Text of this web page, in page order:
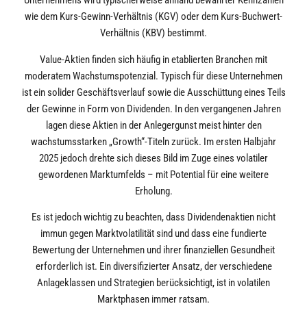
wie dem Kurs-Gewinn-Verhältnis (KGV) oder dem Kurs-Buchwert-
Verhältnis (KBV) bestimmt.
Value-Aktien finden sich häufig in etablierten Branchen mit
moderatem Wachstumspotenzial. Typisch für diese Unternehmen
ist ein solider Geschäftsverlauf sowie die Ausschüttung eines Teils
der Gewinne in Form von Dividenden. In den vergangenen Jahren
lagen diese Aktien in der Anlegergunst meist hinter den
wachstumsstarken „Growth“-Titeln zurück. Im ersten Halbjahr
2025 jedoch drehte sich dieses Bild im Zuge eines volatiler
gewordenen Marktumfelds – mit Potential für eine weitere
Erholung.
Es ist jedoch wichtig zu beachten, dass Dividendenaktien nicht
immun gegen Marktvolatilität sind und dass eine fundierte
Bewertung der Unternehmen und ihrer finanziellen Gesundheit
erforderlich ist. Ein diversifizierter Ansatz, der verschiedene
Anlageklassen und Strategien berücksichtigt, ist in volatilen
Marktphasen immer ratsam.